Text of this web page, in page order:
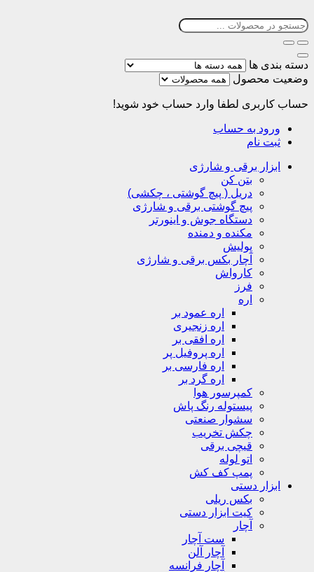
دسته بندی ها
وضعیت محصول
حساب کاربری لطفا وارد حساب خود شوید!
ورود به حساب
ثبت نام
ابزار برقی و شارژی
بتن کن
دریل ( پیچ گوشتی ، چکشی)
پیچ گوشتی برقی و شارژی
دستگاه جوش و اینورتر
مکنده و دمنده
پولیش
آچار بکس برقی و شارژی
کارواش
فرز
اره
اره عمود بر
اره زنجیری
اره افقی بر
اره پروفیل پر
اره فارسی بر
اره گرد بر
کمپرسور هوا
پیستوله رنگ پاش
سشوار صنعتی
چکش تخریب
قیچی برقی
اتو لوله
پمپ کف کش
ابزار دستی
بکس ریلی
کیت ابزار دستی
آچار
ست آچار
آچار آلن
آچار فرانسه